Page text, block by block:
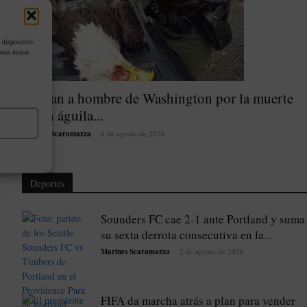
dispositivo.
únicas
Acusan a hombre de Washington por la muerte
de un águila...
Marines Scaramazza 6 de agosto de 2026
Deportes
Sounders FC cae 2-1 ante Portland y suma
su sexta derrota consecutiva en la...
Marines Scaramazza 2 de agosto de 2026
FIFA da marcha atrás a plan para vender